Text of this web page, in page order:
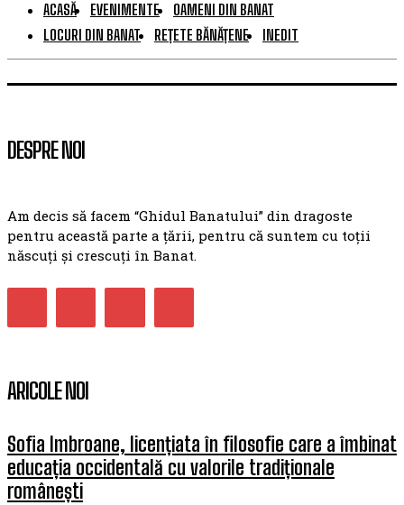
ACASĂ EVENIMENTE
OAMENI DIN BANAT
LOCURI DIN BANAT
REȚETE BĂNĂȚENE INEDIT
DESPRE NOI
Am decis să facem “Ghidul Banatului” din dragoste
pentru această parte a țării, pentru că suntem cu toții
născuți și crescuți în Banat.
ARICOLE NOI
Sofia Imbroane, licențiata în filosofie care a îmbinat
educația occidentală cu valorile tradiționale
românești